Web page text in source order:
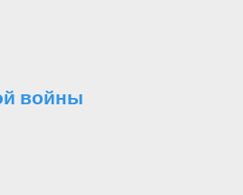
войны